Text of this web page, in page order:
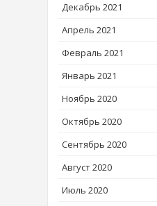
Декабрь 2021
Апрель 2021
Февраль 2021
Январь 2021
Ноябрь 2020
Октябрь 2020
Сентябрь 2020
Август 2020
Июль 2020